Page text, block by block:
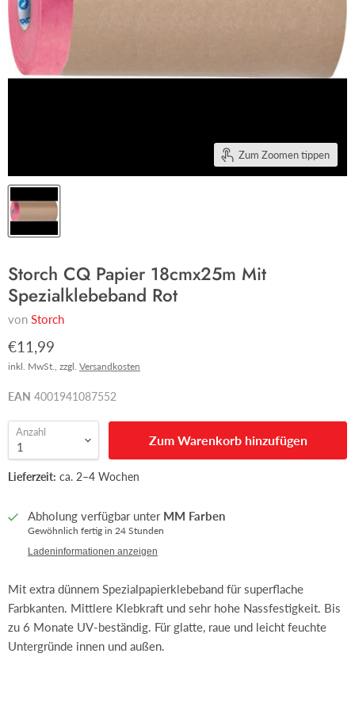
Zum Zoomen tippen
Storch CQ Papier 18cmx25m Mit
Spezialklebeband Rot
von Storch
€11,99
inkl. MwSt., zzgl. Versandkosten
EAN 4001941087552
Anzahl
Zum Warenkorb hinzufügen
Lieferzeit: ca. 2–4 Wochen
Abholung verfügbar unter MM Farben
Gewöhnlich fertig in 24 Stunden
Ladeninformationen anzeigen
Mit extra dünnem Spezialpapierklebeband für superflache
Farbkanten. Mittlere Klebkraft und sehr hohe Nassfestigkeit. Bis
zu 6 Monate UV-beständig. Für glatte, raue und leicht feuchte
Untergründe innen und außen.